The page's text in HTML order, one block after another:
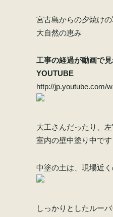
宮古島からの夕焼け
大自然の恵み
工事の経過が動画で
YOUTUBE
http://jp.youtube.com/
大工さんだったり、
室内の壁中塗り中です
中塗の土は、現場近
しっかりとしたルー